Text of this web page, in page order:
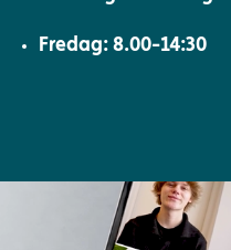
Fredag: 8.00-14:30